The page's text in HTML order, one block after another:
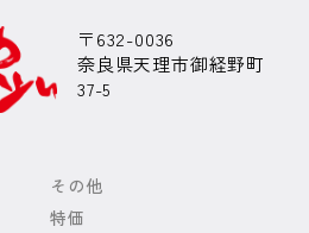
〒632-0036
奈良県天理市御経野町
37-5
その他
特価